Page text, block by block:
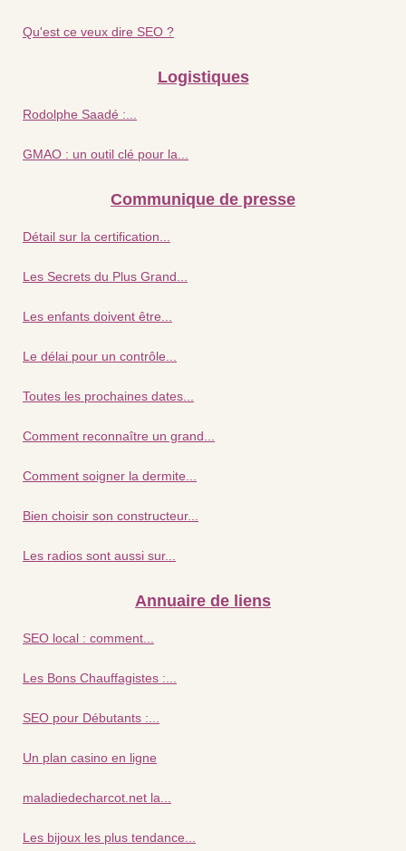
Qu'est ce veux dire SEO ?
Logistiques
Rodolphe Saadé :...
GMAO : un outil clé pour la...
Communique de presse
Détail sur la certification...
Les Secrets du Plus Grand...
Les enfants doivent être...
Le délai pour un contrôle...
Toutes les prochaines dates...
Comment reconnaître un grand...
Comment soigner la dermite...
Bien choisir son constructeur...
Les radios sont aussi sur...
Annuaire de liens
SEO local : comment...
Les Bons Chauffagistes :...
SEO pour Débutants :...
Un plan casino en ligne
maladiedecharcot.net la...
Les bijoux les plus tendance...